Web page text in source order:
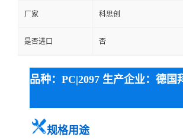
厂家 科思创
是否进口 否
品种：PC|2097 生产企业：德国
规格用途